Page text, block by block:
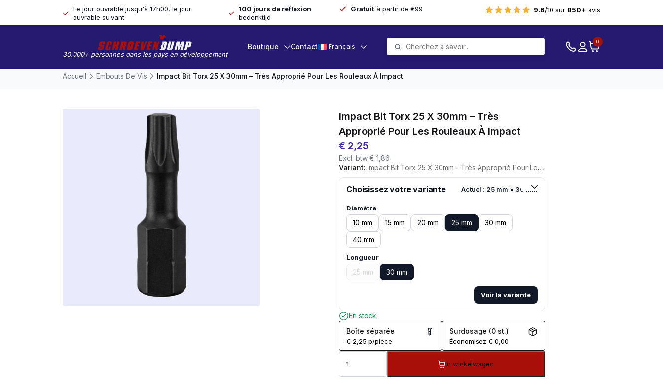
Le jour ouvrable jusqu'à 17h00, le jour
ouvrable suivant.
100 jours de réflexion
bedenktijd
Gratuità partir de €99 9.6/10 sur 850+ avis
30.000+ personnes dans les pays en développement
Boutique Contact Français
0
Accueil Embouts De Vis Impact Bit Torx 25 X 30mm – Très Approprié Pour Les Rouleaux À Impact
Impact Bit Torx 25 X 30mm – Très
Approprié Pour Les Rouleaux À Impact
€ 2,25
Excl. btw € 1,86
Variant: Impact Bit Torx 25 X 30mm - Très Approprié Pour Les Rouleaux À Impact
Choisissez votre variante Actuel : 25 mm × 30 mm
Diamètre
10 mm 15 mm 20 mm 25 mm
30 mm
40 mm
Longueur
25 mm 30 mm
Voir la variante
En stock
Boîte séparée
€ 2,25 p/pièce
Surdosage (0 st.)
Économisez € 0,00
In winkelwagen